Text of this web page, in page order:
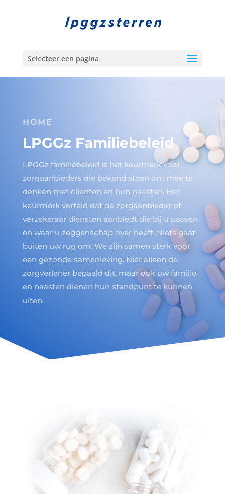
Selecteer een pagina
HOME
LPGGz Familiebeleid
LPGGz familiebeleid is het keurmerk voor
zorgaanbieders die bekend staan om mee te
denken met cliënten en hun naasten. Het
keurmerk verteld dat de zorgaanbieder of
verzekeraar diensten aanbiedt die bij u passen
en waar u zeggenschap over heeft. Niets gaat
buiten uw rug om. We zijn samen sterk voor
een gezonde samenleving. Niet alleen de
zorgverlener bepaald dit, maar ook uw familie
en naasten dienen hun standpunt te kunnen
uiten.